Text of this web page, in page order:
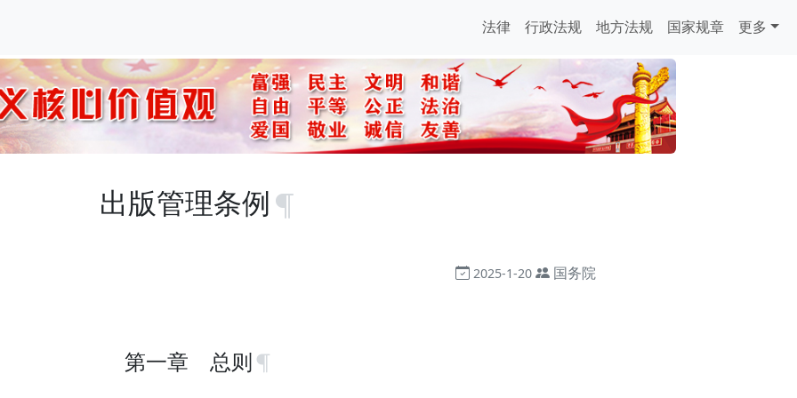
法律 行政法规 地方法规 国家规章 更多
出版管理条例
2025-1-20 国务院
第一章 总则